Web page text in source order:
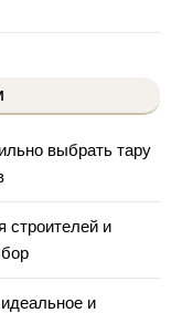
выбрать тару
строителей и
и